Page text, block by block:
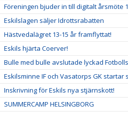
Föreningen bjuder in till digitalt årsmöte
Eskilslagen säljer Idrottsrabatten
Hästvedalägret 13-15 år framflyttat!
Eskils hjärta Coerver!
Bulle med bulle avslutade lyckad
Eskilsminne IF och Vasatorps GK startar
Inskrivning för Eskils nya stjärnskott!
SUMMERCAMP HELSINGBORG